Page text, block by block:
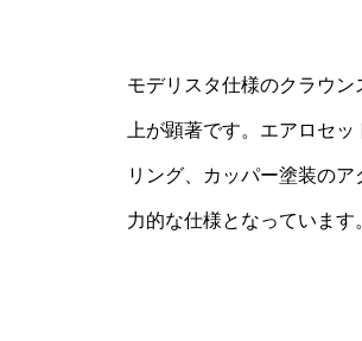
モデリスタ仕様のクラウ
上が顕著です。エアロセ
リング、カッパー塗装のア
力的な仕様となっています